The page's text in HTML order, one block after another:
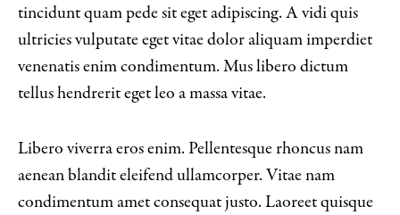
tincidunt quam pede sit eget adipiscing. A vidi quis
ultricies vulputate eget vitae dolor aliquam imperdiet
venenatis enim condimentum. Mus libero dictum
tellus hendrerit eget leo a massa vitae.
Libero viverra eros enim. Pellentesque rhoncus nam
aenean blandit eleifend ullamcorper. Vitae nam
condimentum amet consequat justo. Laoreet quisque